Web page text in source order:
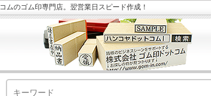
ムのゴム印専門店。翌営業日スピード作成！